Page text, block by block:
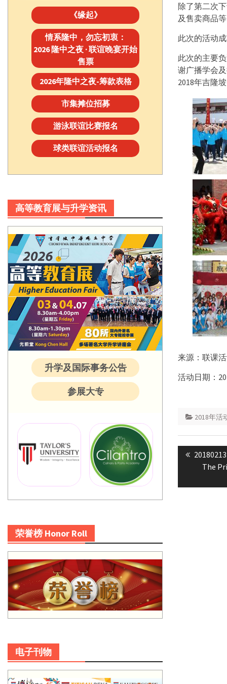
除了第二次
及售卖商品
此次的活动
此次的主要
谢广播学会
2018年吉隆
来源：联课
活动日期：
2018年活
Post
Previous
post:
The
《缘起》
情系隆中，勿忘初衷：
2026 隆中之夜 · 联谊晚宴开始
售票
2026年隆中之夜-筹款表格
市集摊位招募
游泳联谊比赛报名
球类联谊活动报名
高等教育展与升学资讯
升学及国际事务公告
参展大专
荣誉榜 Honor Roll
电子刊物